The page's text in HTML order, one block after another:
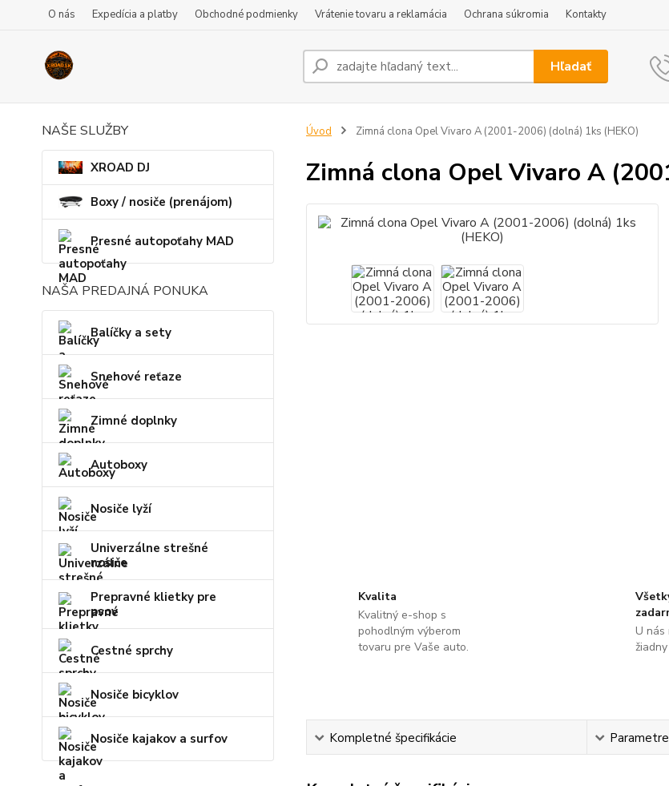
O nás Expedícia a platby Obchodné podmienky Vrátenie tovaru a reklamácia Ochrana súkromia Kontakty
Hľadať
NAŠE SLUŽBY
XROAD DJ
Boxy / nosiče (prenájom)
Presné autopoťahy MAD
NAŠA PREDAJNÁ PONUKA
Balíčky a sety
Snehové reťaze
Zimné doplnky
Autoboxy
Nosiče lyží
Univerzálne strešné
nosiče
Prepravné klietky pre
psov
Cestné sprchy
Nosiče bicyklov
Nosiče kajakov a surfov
Úvod Zimná clona Opel Vivaro A (2001-2006) (dolná) 1ks (HEKO)
Zimná clona Opel Vivaro A
Kvalita
Kvalitný e-shop s
pohodlným výberom
tovaru pre Vaše auto.
U
Kompletné špecifikácie Parametre